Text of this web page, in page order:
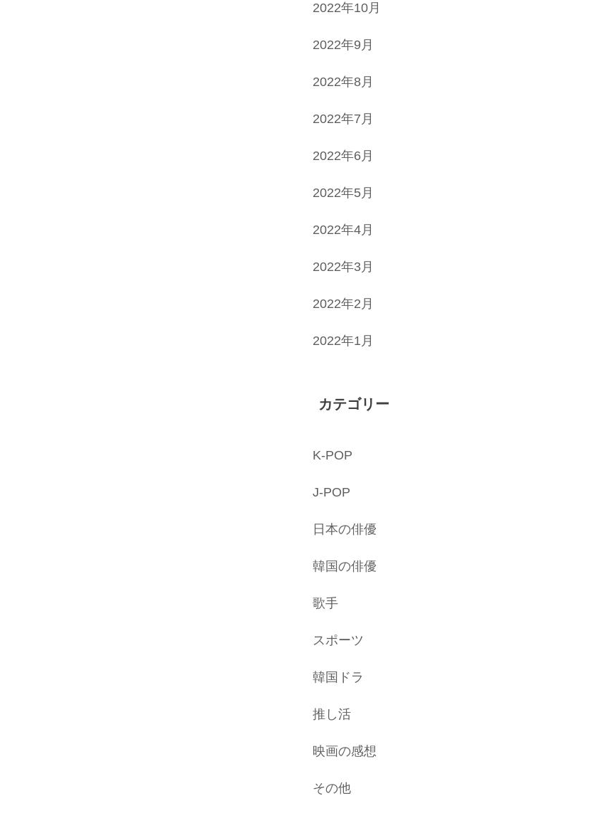
2022年10月
2022年9月
2022年8月
2022年7月
2022年6月
2022年5月
2022年4月
2022年3月
2022年2月
2022年1月
カテゴリー
K-POP
J-POP
日本の俳優
韓国の俳優
歌手
スポーツ
韓国ドラ
推し活
映画の感想
その他